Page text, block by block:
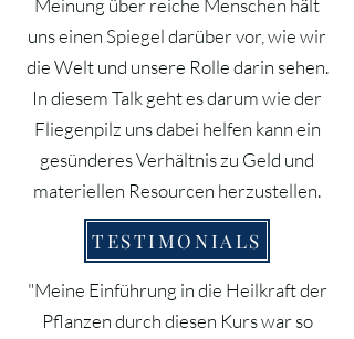
Meinung über reiche Menschen hält
uns einen Spiegel darüber vor, wie wir
die Welt und unsere Rolle darin sehen.
In diesem Talk geht es darum wie der
Fliegenpilz uns dabei helfen kann ein
gesünderes Verhältnis zu Geld und
materiellen Resourcen herzustellen.
TESTIMONIALS
"Meine Einführung in die Heilkraft der
Pflanzen durch diesen Kurs war so